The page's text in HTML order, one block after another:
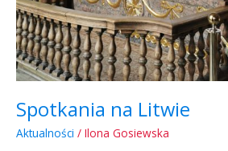
Spotkania na Litwie
Aktualności / Ilona Gosiewska